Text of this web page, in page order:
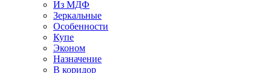
Из МДФ
Зеркальные
Особенности
Купе
Эконом
Назначение
В коридор